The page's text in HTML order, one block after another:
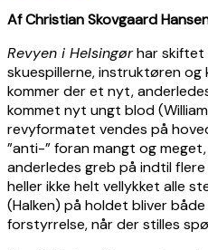
Af Christian Skovgaard
Revyen i Helsingørhar skiftet
skuespillerne, instruktøren og
kommer der et nyt,
kommet nyt ungt blod
revyformatet vendes på
”anti-” foran mangt og
anderledes greb på indtil
heller ikke helt vellykket alle
(Halken) på holdet bliver
forstyrrelse, når der stilles